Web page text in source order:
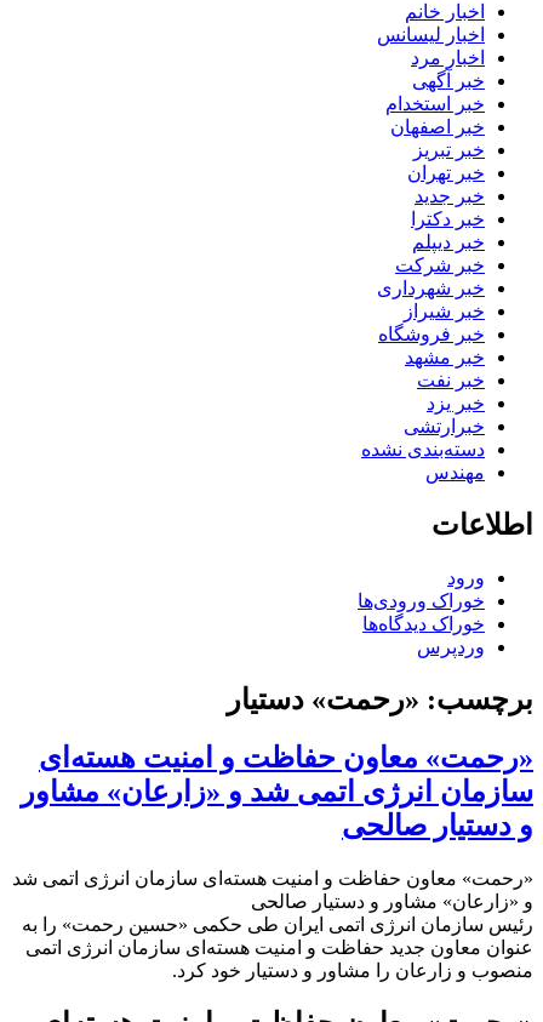
اخبار خانم
اخبار لیسانس
اخبار مرد
خبر آگهی
خبر استخدام
خبر اصفهان
خبر تبریز
خبر تهران
خبر جدید
خبر دکترا
خبر دیپلم
خبر شرکت
خبر شهرداری
خبر شیراز
خبر فروشگاه
خبر مشهد
خبر نفت
خبر یزد
خبرارتشی
دسته‌بندی نشده
مهندس
اطلاعات
ورود
خوراک ورودی‌ها
خوراک دیدگاه‌ها
وردپرس
برچسب: «رحمت» دستیار
«رحمت» معاون حفاظت و امنیت هسته‌ای
سازمان انرژی اتمی شد و «زارعان» مشاور
و دستیار صالحی
«رحمت» معاون حفاظت و امنیت هسته‌ای سازمان انرژی اتمی شد
و «زارعان» مشاور و دستیار صالحی
رئیس سازمان انرژی اتمی ایران طی حکمی «حسین رحمت» را به
عنوان معاون جدید حفاظت و امنیت هسته‌ای سازمان انرژی اتمی
منصوب و زارعان را مشاور و دستیار خود کرد.